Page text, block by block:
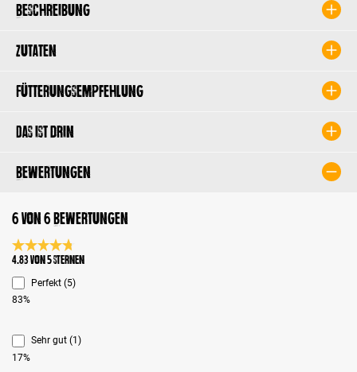
Beschreibung
Zutaten
Fütterungsempfehlung
Das ist drin
Bewertungen
6 von 6 Bewertungen
Durchschnittliche Bewertung 4.8 von 5 Sternen
4.83 von 5 Sternen
Perfekt (5)
83%
Sehr gut (1)
17%